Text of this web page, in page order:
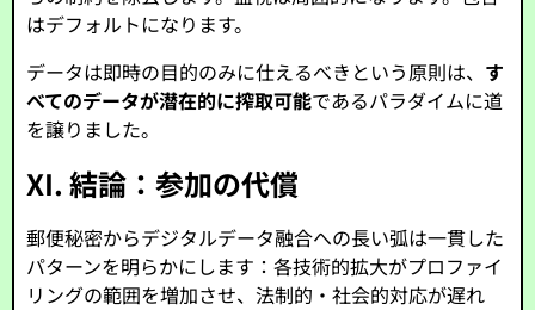
はデフォルトになります。
データは即時の目的のみに仕えるべきという原則は、 す
べてのデータが潜在的に搾取可能であるパラダイムに道
を譲りました。
XI. 結論：参加の代償
郵便秘密からデジタルデータ融合への長い弧は一貫した
パターンを明らかにします：各技術的拡大がプロファイ
リングの範囲を増加させ、法制的・社会的対応が遅れ